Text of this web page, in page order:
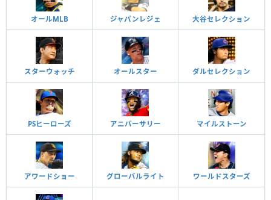
オールMLB ジャパンレジェ 大谷セレクション
スターウォッチ オールスター ダルセレクション
PSヒーローズ アニバーサリー マイルストーン
アワードショー グローバルライト ワールドスターズ